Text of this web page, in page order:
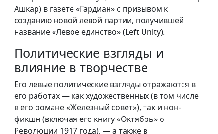
Ашкар) в газете «Гардиан» с призывом к
созданию новой левой партии, получившей
название «Левое единство» (Left Unity).
Политические взгляды и
влияние в творчестве
Его левые политические взгляды отражаются в
его работах — как художественных (в том числе
в его романе «Железный совет»), так и нон-
фикшн (включая его книгу «Октябрь» о
Революции 1917 года), — а также в